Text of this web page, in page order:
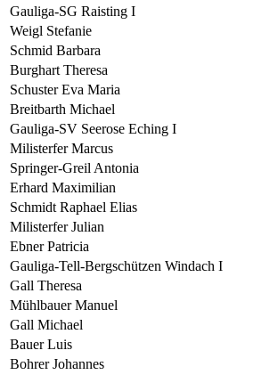
Gauliga-SG Raisting I
Weigl Stefanie
Schmid Barbara
Burghart Theresa
Schuster Eva Maria
Breitbarth Michael
Gauliga-SV Seerose Eching I
Milisterfer Marcus
Springer-Greil Antonia
Erhard Maximilian
Schmidt Raphael Elias
Milisterfer Julian
Ebner Patricia
Gauliga-Tell-Bergschützen Windach I
Gall Theresa
Mühlbauer Manuel
Gall Michael
Bauer Luis
Bohrer Johannes